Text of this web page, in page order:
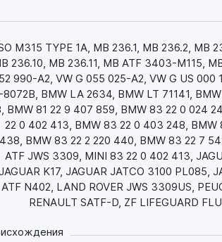
M315 TYPE 1A, MB 236.1, MB 236.2, MB
236.10, MB 236.11, MB ATF 3403-M115,
990-A2, VW G 055 025-A2, VW G US
8072B, BMW LA 2634, BMW LT 71141,
BMW 81 22 9 407 859, BMW 83 22 0 024
22 0 402 413, BMW 83 22 0 403 248,
438, BMW 83 22 2 220 440, BMW 83 22 7
ATF JWS 3309, MINI 83 22 0 402 413,
K17, JAGUAR JATCO 3100 PL085,
ATF N402, LAND ROVER JWS 3309US,
RENAULT SATF-D, ZF LIFEGUARD